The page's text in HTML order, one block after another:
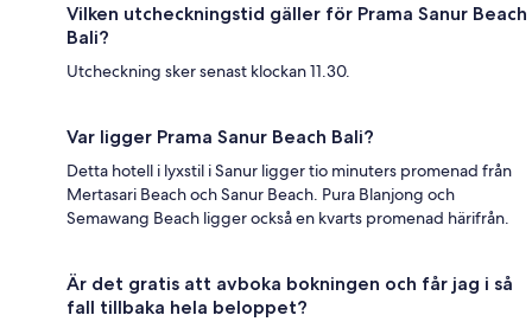
Vilken utcheckningstid gäller för Prama Sanur Beach
Bali?
Utcheckning sker senast klockan 11.30.
Var ligger Prama Sanur Beach Bali?
Detta hotell i lyxstil i Sanur ligger tio minuters promenad från
Mertasari Beach och Sanur Beach. Pura Blanjong och
Semawang Beach ligger också en kvarts promenad härifrån.
Är det gratis att avboka bokningen och får jag i så
fall tillbaka hela beloppet?